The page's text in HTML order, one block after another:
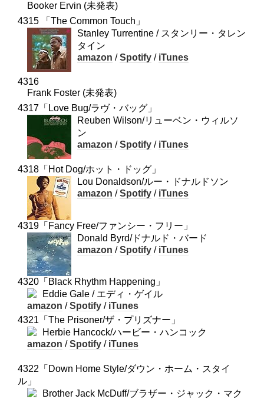
Booker Ervin (未発表)
4315 「The Common Touch」
Stanley Turrentine / スタンリー・タレン
タイン
amazon /Spotify / iTunes
4316
Frank Foster (未発表)
4317「Love Bug/ラヴ・バッグ」
Reuben Wilson/リューベン・ウィルソ
ン
amazon /Spotify / iTunes
4318「Hot Dog/ホット・ドッグ」
Lou Donaldson/ルー・ドナルドソン
amazon /Spotify / iTunes
4319「Fancy Free/ファンシー・フリー」
Donald Byrd/ドナルド・バード
amazon /Spotify / iTunes
4320「Black Rhythm Happening」
Eddie Gale / エディ・ゲイル
amazon /Spotify / iTunes
4321「The Prisoner/ザ・プリズナー」
Herbie Hancock/ハービー・ハンコック
amazon /Spotify / iTunes
4322「Down Home Style/ダウン・ホーム・スタイ
ル」
Brother Jack McDuff/ブラザー・ジャック・マク